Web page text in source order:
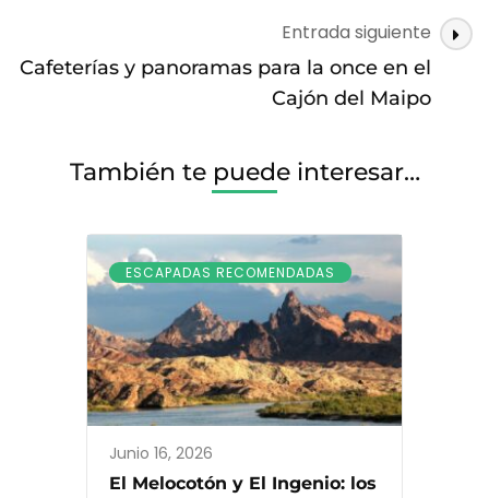
Entrada siguiente
Cafeterías y panoramas para la once en el
Cajón del Maipo
También te puede interesar…
ESCAPADAS RECOMENDADAS
Junio 16, 2026
El Melocotón y El Ingenio: los